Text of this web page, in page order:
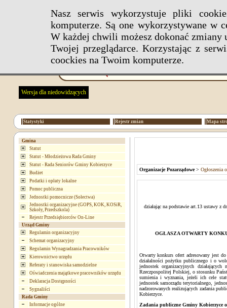
Nasz serwis wykorzystuje pliki
komputerze. Są one wykorzystywane w
W każdej chwili możesz dokonać
Twojej przeglądarce. Korzystając z
coockies na Twoim komputerze.
Wersja dla niedowidzących
Statystyki Rejestr zmian Mapa
Gmina
Statut
Statut - Młodzieżowa Rada Gminy
Statut - Rada Seniorów Gminy Kobierzyce
Budżet
Podatki i opłaty lokalne
Pomoc publiczna
Jednostki pomocnicze (Sołectwa)
Jednostki organizacyjne (GOPS, KOK, KOSiR,
Szkoły, Przedszkola)
Rejestr Przedsiębiorców On-Line
Urząd Gminy
Regulamin organizacyjny
Schemat organizacyjny
Regulamin Wynagradzania Pracowników
Kierownictwo urzędu
Referaty i stanowiska samodzielne
Oświadczenia majątkowe pracowników urzędu
Deklaracja Dostępności
Sygnaliści
Rada Gminy
Informacje ogólne
Organizacje Pozarządowe> Ogłoszenia
działając na podstawie art.13 ustawy
OGŁASZA OTWARTY
Otwarty konkurs ofert adresowany jest
działalności pożytku publicznego i o
jednostek organizacyjnych
Rzeczpospolitej Polskiej, o stosunku
sumienia i wyznania, jeżeli ich cele
jednostek samorządu terytorialnego,
nadzorowanych realizujących zadania
Kobierzyce.
Zadania publiczne Gminy Kobierzyce